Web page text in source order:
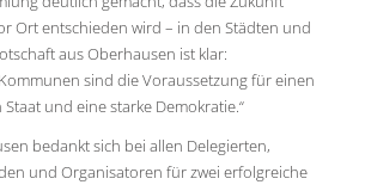
Ort entschieden wird – in den Städten und
aus Oberhausen ist klar:
sind die Voraussetzung für einen
und eine starke Demokratie.“
bedankt sich bei allen Delegierten,
und Organisatoren für zwei erfolgreiche